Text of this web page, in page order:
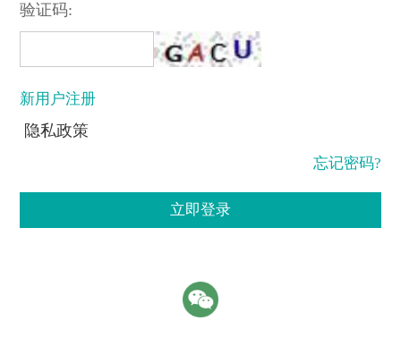
验证码:
新用户注册
隐私政策
忘记密码?
立即登录